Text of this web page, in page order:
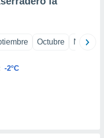
Octubre
-2°C